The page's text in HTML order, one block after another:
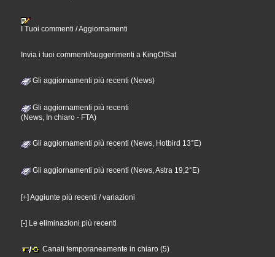
I Tuoi commenti / Aggiornamenti
Invia i tuoi commenti/suggerimenti a KingOfSat
Gli aggiornamenti più recenti (News)
Gli aggiornamenti più recenti
(News, In chiaro - FTA)
Gli aggiornamenti più recenti (News, Hotbird 13°E)
Gli aggiornamenti più recenti (News, Astra 19,2°E)
[+] Aggiunte più recenti / variazioni
[-] Le eliminazioni più recenti
Canali temporaneamente in chiaro (5)